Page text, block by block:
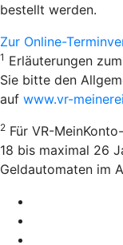
bestellt werden.
Zur Online-
1 Erläuterungen
Sie bitte den
auf www.vr-
2 Für VR-
18 bis maximal 26
Geldautomaten im